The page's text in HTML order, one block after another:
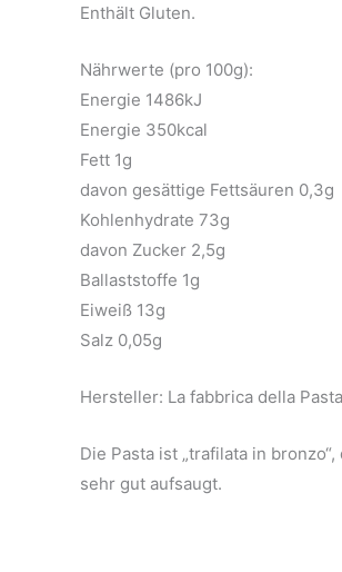
Enthält Gluten.
Nährwerte (pro 100g):
Energie 1486kJ
Energie 350kcal
Fett 1g
davon gesättige Fettsäuren 0,3g
Kohlenhydrate 73g
davon Zucker 2,5g
Ballaststoffe 1g
Eiweiß 13g
Salz 0,05g
Hersteller: La fabbrica della
Die Pasta ist „trafilata in
sehr gut aufsaugt.